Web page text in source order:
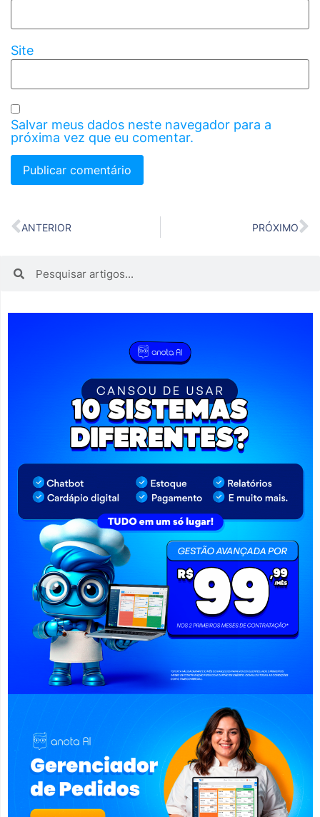
Site
Salvar meus dados neste navegador para a
próxima vez que eu comentar.
ANTERIOR PRÓXIMO